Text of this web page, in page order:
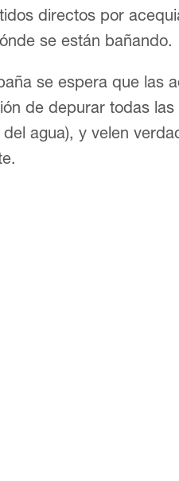
directos por
se están bañando.
se espera que las
de depurar todas
agua), y velen